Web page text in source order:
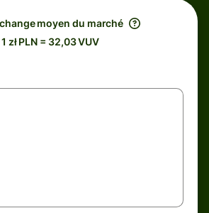
moyen du marché
1 zł PLN = 32,03 VUV